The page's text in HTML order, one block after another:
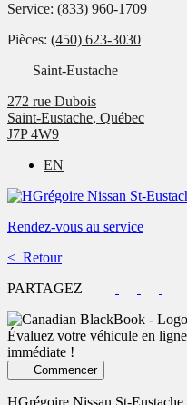
Service: (833) 960-1709
Pièces: (450) 623-3030
Saint-Eustache
272 rue Dubois
Saint-Eustache, Québec
J7P 4W9
EN
Rendez-vous au service
< Retour
PARTAGEZ
Évaluez votre véhicule en ligne
immédiate !
Commencer
HGrégoire Nissan St-Eustache